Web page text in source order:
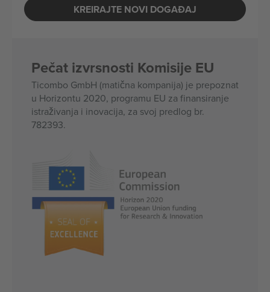
KREIRAJTE NOVI DOGAĐAJ
Pečat izvrsnosti Komisije EU
Ticombo GmbH (matična kompanija) je prepoznat
u Horizontu 2020, programu EU za finansiranje
istraživanja i inovacija, za svoj predlog br.
782393.